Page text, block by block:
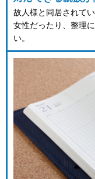
故人様と同居されて
女性だったり、整理
い。